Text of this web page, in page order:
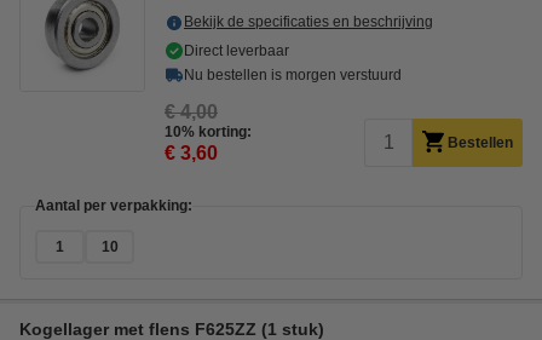
Bekijk de specificaties en beschrijving
Direct leverbaar
Nu bestellen is morgen verstuurd
€ 4,00
10% korting:
€ 3,60 Bestellen
Aantal per verpakking:
1 10
Kogellager met flens F625ZZ (1 stuk)